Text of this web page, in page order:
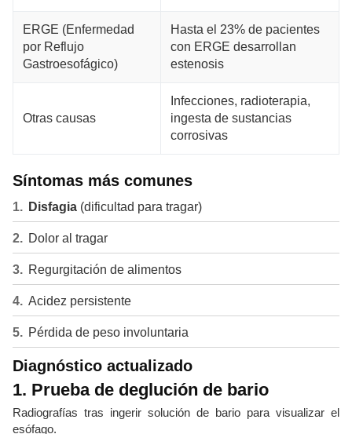
ERGE (Enfermedad
por Reflujo
Gastroesofágico)
Hasta el 23% de pacientes
con ERGE desarrollan
estenosis
Otras causas
Infecciones, radioterapia,
ingesta de sustancias
corrosivas
Síntomas más comunes
Disfagia (dificultad para tragar)
Dolor al tragar
Regurgitación de alimentos
Acidez persistente
Pérdida de peso involuntaria
Diagnóstico actualizado
1. Prueba de deglución de bario
Radiografías tras ingerir solución de bario para visualizar el
esófago.